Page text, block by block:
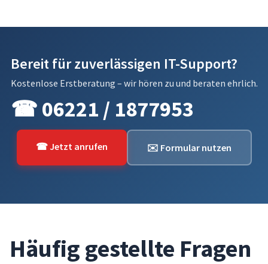
Bereit für zuverlässigen IT-Support?
Kostenlose Erstberatung – wir hören zu und beraten ehrlich.
☎ 06221 / 1877953
☎ Jetzt anrufen ✉️ Formular nutzen
Häufig gestellte Fragen